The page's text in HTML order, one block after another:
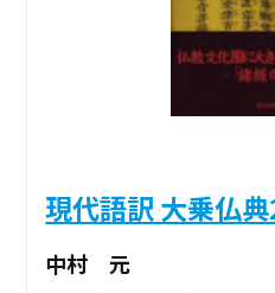
現代語訳 大乗仏
中村 元